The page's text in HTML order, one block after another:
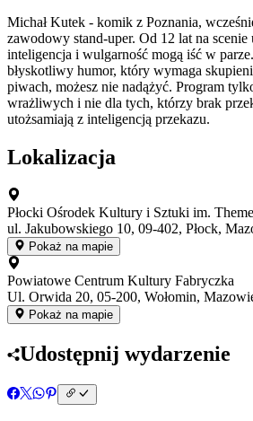
Michał Kutek - komik z Poznania,
zawodowy stand-uper. Od 12 lat na scenie
inteligencja i wulgarność mogą iść w
błyskotliwy humor, który wymaga
piwach, możesz nie nadążyć. Program
wrażliwych i nie dla tych, którzy brak
utożsamiają z inteligencją przekazu.
Lokalizacja
Płocki Ośrodek Kultury i Sztuki im.
ul. Jakubowskiego 10, 09-402, Płock,
Pokaż na mapie
Powiatowe Centrum Kultury Fabryczka
Ul. Orwida 20, 05-200, Wołomin,
Pokaż na mapie
Udostępnij wydarzenie